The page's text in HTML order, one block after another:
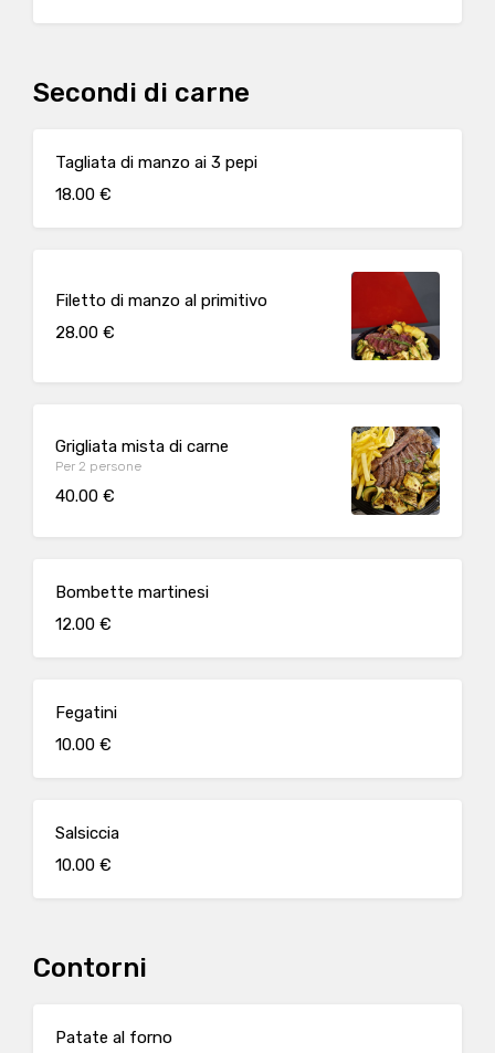
Secondi di carne
Tagliata di manzo ai 3 pepi
18.00 €
Filetto di manzo al primitivo
28.00 €
Grigliata mista di carne
Per 2 persone
40.00 €
Bombette martinesi
12.00 €
Fegatini
10.00 €
Salsiccia
10.00 €
Contorni
Patate al forno